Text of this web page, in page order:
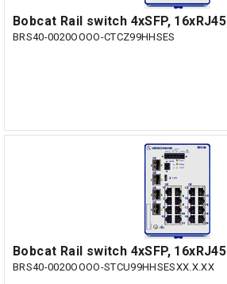
Bobcat Rail switch 4xSFP, 16xRJ45
BRS40-0020OOOO-CTCZ99HHSES
Bobcat Rail switch 4xSFP, 16xRJ45
BRS40-0020OOOO-STCU99HHSESXX.X.XX